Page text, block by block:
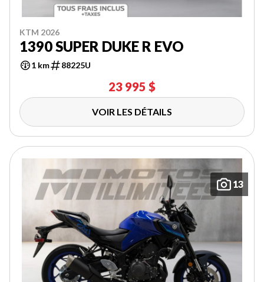
KTM 2026
1390 SUPER DUKE R EVO
1 km 88225U
23 995 $
VOIR LES DÉTAILS
13